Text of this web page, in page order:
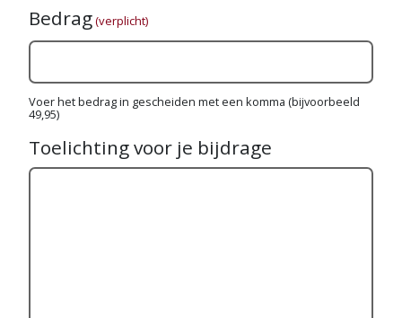
Bedrag(verplicht)
Voer het bedrag in gescheiden met een komma (bijvoorbeeld
49,95)
Toelichting voor je bijdrage